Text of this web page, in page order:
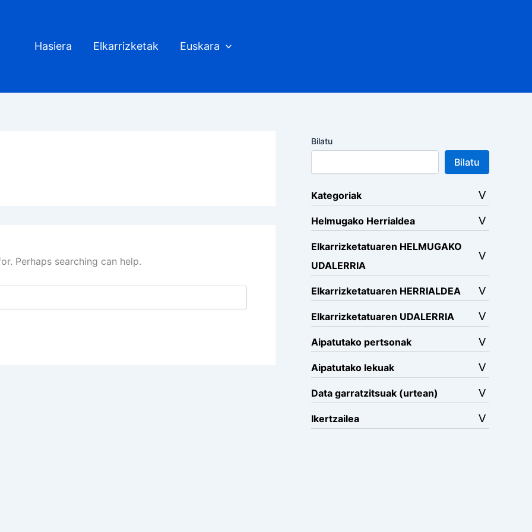
Hasiera Elkarrizketak Euskara
Perhaps searching can help.
Bilatu
Bilatu
Kategoriak
Helmugako Herrialdea
Elkarrizketatuaren HELMUGAKO
UDALERRIA
Elkarrizketatuaren HERRIALDEA
Elkarrizketatuaren UDALERRIA
Aipatutako pertsonak
Aipatutako lekuak
Data garratzitsuak (urtean)
Ikertzailea